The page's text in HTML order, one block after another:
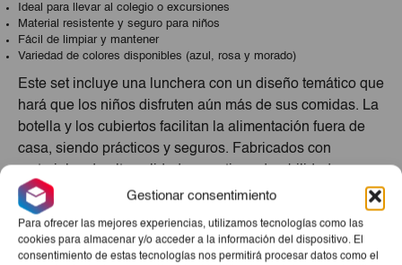
Gestionar consentimiento
Para ofrecer las mejores experiencias, utilizamos tecnologías como las
cookies para almacenar y/o acceder a la información del dispositivo. El
consentimiento de estas tecnologías nos permitirá procesar datos como el
Ideal para llevar al colegio o excursiones
Material resistente y seguro para niños
Fácil de limpiar y mantener
Variedad de colores disponibles (azul, rosa y morado)
Este set incluye una lunchera con un diseño temático que
hará que los niños disfruten aún más de sus comidas. La
botella y los cubiertos facilitan la alimentación fuera de
casa, siendo prácticos y seguros. Fabricados con
materiales de alta calidad, garantizan durabilidad y
resistencia. Además, la facilidad de limpieza hace que
sea una opción conveniente para padres ocupados.
Productos Relacionados